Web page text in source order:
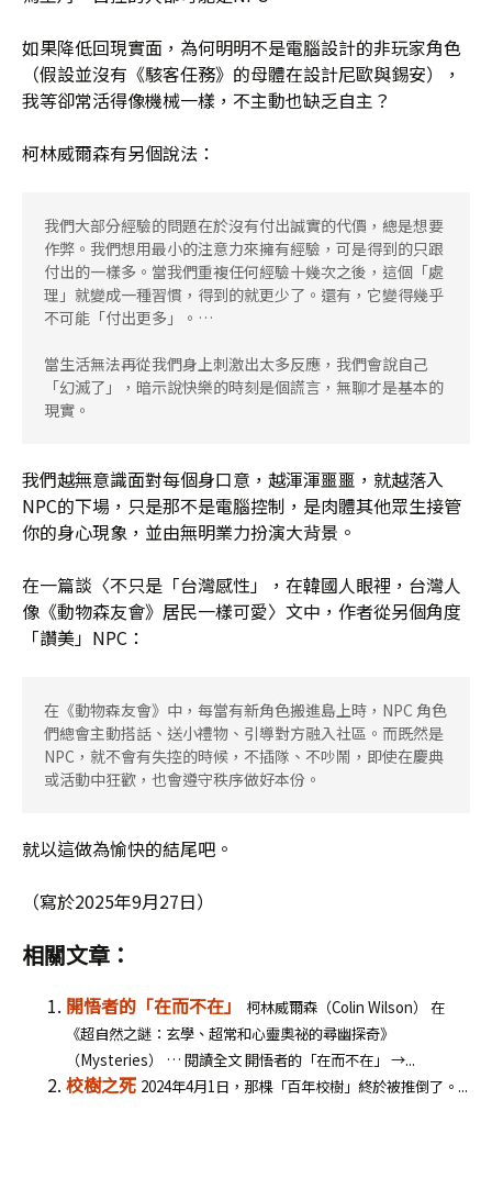
如果降低回現實面，為何明明不是電腦設計的非玩家角色
（假設並沒有《駭客任務》的母體在設計尼歐與錫安），
我等卻常活得像機械一樣，不主動也缺乏自主？
柯林威爾森有另個說法：
我們大部分經驗的問題在於沒有付出誠實的代價，總是想要
作弊。我們想用最小的注意力來擁有經驗，可是得到的只跟
付出的一樣多。當我們重複任何經驗十幾次之後，這個「處
理」就變成一種習慣，得到的就更少了。還有，它變得幾乎
不可能「付出更多」。…
當生活無法再從我們身上刺激出太多反應，我們會說自己
「幻滅了」，暗示說快樂的時刻是個謊言，無聊才是基本的
現實。
我們越無意識面對每個身口意，越渾渾噩噩，就越落入
NPC的下場，只是那不是電腦控制，是肉體其他眾生接管
你的身心現象，並由無明業力扮演大背景。
在一篇談〈不只是「台灣感性」，在韓國人眼裡，台灣人
像《動物森友會》居民一樣可愛〉文中，作者從另個角度
「讚美」NPC：
在《動物森友會》中，每當有新角色搬進島上時，NPC 角色
們總會主動搭話、送小禮物、引導對方融入社區。而既然是
NPC，就不會有失控的時候，不插隊、不吵鬧，即使在慶典
或活動中狂歡，也會遵守秩序做好本份。
就以這做為愉快的結尾吧。
（寫於2025年9月27日）
相關文章：
開悟者的「在而不在」
柯林威爾森（Colin Wilson） 在
《超自然之謎：玄學、超常和心靈奧祕的尋幽探奇》
（Mysteries） … 閱讀全文 開悟者的「在而不在」 →...
校樹之死 2024年4月1日，那棵「百年校樹」終於被推倒了。...